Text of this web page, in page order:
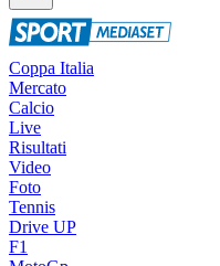
Coppa Italia
Mercato
Calcio
Live
Risultati
Video
Foto
Tennis
Drive UP
F1